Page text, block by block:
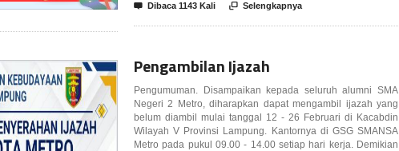
 Dibaca 1143 Kali  Selengkapnya
Pengambilan Ijazah
Pengumuman. Disampaikan kepada seluruh alumni SMA
Negeri 2 Metro, diharapkan dapat mengambil ijazah yang
belum diambil mulai tanggal 12 - 26 Februari di Kacabdin
Wilayah V Provinsi Lampung. Kantornya di GSG SMANSA
Metro pada pukul 09.00 - 14.00 setiap hari kerja. Demikian